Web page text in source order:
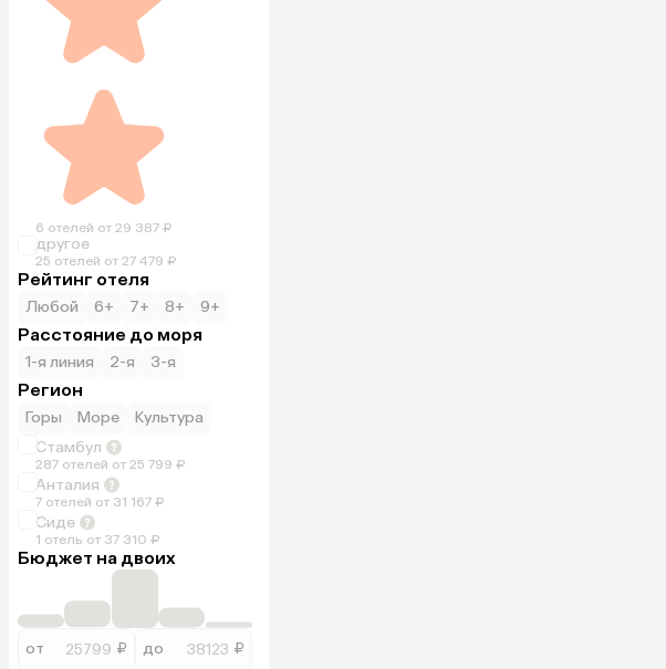
6 отелей от 29 387 ₽
другое
25 отелей от 27 479 ₽
Рейтинг отеля
Любой 6+ 7+ 8+ 9+
Расстояние до моря
1-я линия 2-я 3-я
Регион
Горы Море
Культура
Стамбул
287 отелей от 25 799 ₽
Анталия
7 отелей от 31 167 ₽
Сиде
1 отель от 37 310 ₽
Бюджет на двоих
от ₽ до ₽